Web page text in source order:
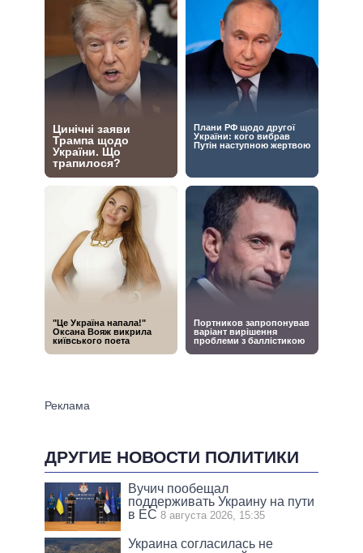
ДРУГИЕ НОВОСТИ ПОЛИТИКИ
Вучич пообещал
поддерживать Украину на пути
в ЕС 8 августа 2026, 15:35
Украина согласилась не